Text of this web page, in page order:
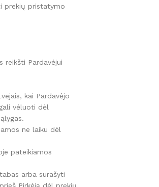
prekių pristatymo
reikšti Pardavėjui
kai Pardavėjo
vėluoti dėl
ne laiku dėl
pateikiamos
arba surašyti